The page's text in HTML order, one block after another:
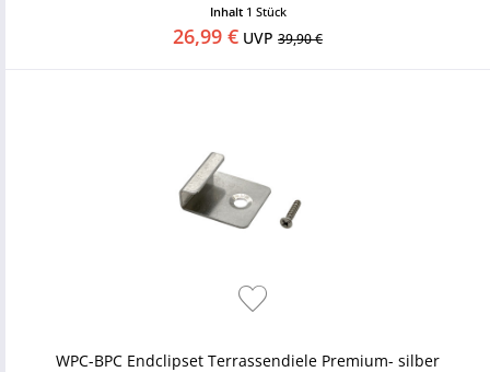
Inhalt 1 Stück
26,99 € UVP 39,90 €
WPC-BPC Endclipset Terrassendiele Premium- silber